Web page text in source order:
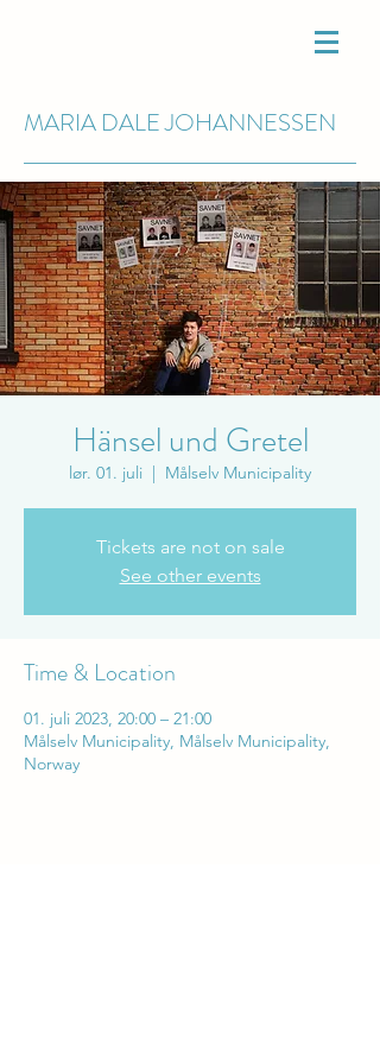
MARIA DALEJOHANNESSEN
Hänsel und Gretel
lør. 01. juli
  |
Målselv Municipality
Tickets are not on sale
See other events
Time & Location
01. juli 2023, 20:00 – 21:00
Målselv Municipality, Målselv Municipality,
Norway